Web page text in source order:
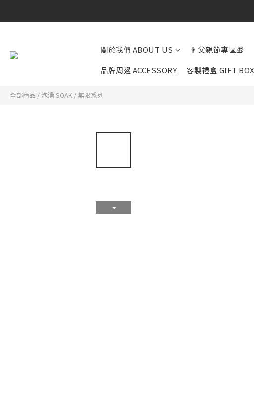
關於我們 ABOUT US 👨父親節專區🎁
品牌周邊 ACCESSORY
客製禮盒 GIFT BOX
全部商品 /泡澡 SOAK / 無限系列